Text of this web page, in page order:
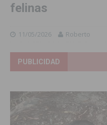
felinas
11/05/2026 Roberto
PUBLICIDAD